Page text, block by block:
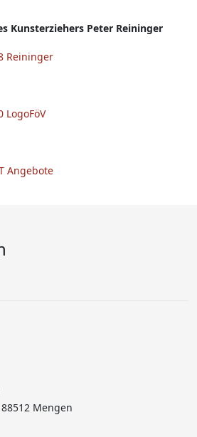
Kunsterziehers Peter Reininger
Mengen